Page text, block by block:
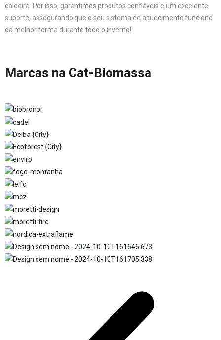
caldeira. Por isso, garantimos produtos confiáveis e um excelente
suporte, assegurando que o seu sistema de aquecimento funcione
da melhor forma durante todo o inverno!
Marcas na Cat-Biomassa